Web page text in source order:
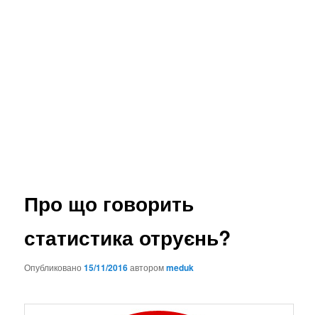
Про що говорить
статистика отруєнь?
Опубликовано15/11/2016авторомmeduk